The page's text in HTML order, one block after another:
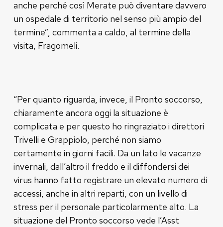
anche perché così Merate può diventare davvero
un ospedale di territorio nel senso più ampio del
termine”, commenta a caldo, al termine della
visita, Fragomeli.
“Per quanto riguarda, invece, il Pronto soccorso,
chiaramente ancora oggi la situazione è
complicata e per questo ho ringraziato i direttori
Trivelli e Grappiolo, perché non siamo
certamente in giorni facili. Da un lato le vacanze
invernali, dall’altro il freddo e il diffondersi dei
virus hanno fatto registrare un elevato numero di
accessi, anche in altri reparti, con un livello di
stress per il personale particolarmente alto. La
situazione del Pronto soccorso vede l’Asst